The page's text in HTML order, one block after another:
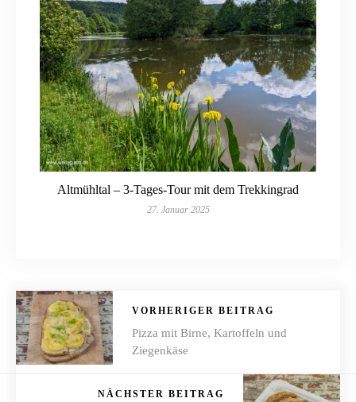
Altmühltal – 3-Tages-Tour mit dem Trekkingrad
27. Januar 2025
VORHERIGER BEITRAG
Pizza mit Birne, Kartoffeln und
Ziegenkäse
NÄCHSTER BEITRAG